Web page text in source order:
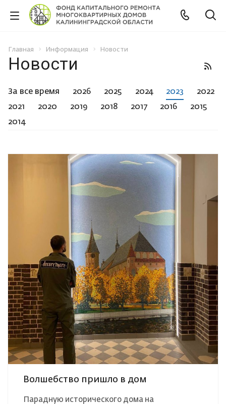
Главная Информация Новости
Новости
За все время 2026 2025 2024 2023
2022
2021
2020 2019 2018 2017 2016
2015
2014
Волшебство пришло в дом
Парадную исторического дома на